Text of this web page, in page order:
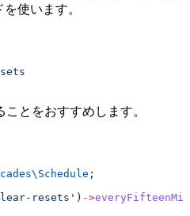
使います。
とをおすすめします。
Schedule ;
resets' ) ->